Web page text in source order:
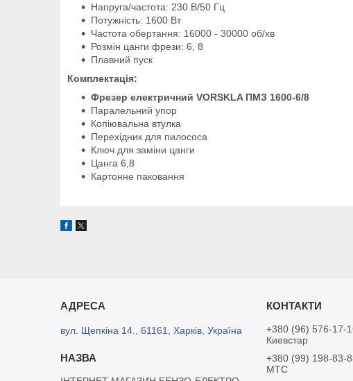
Напруга/частота: 230 В/50 Гц
Потужність: 1600 Вт
Частота обертання: 16000 - 30000 об/хв
Розмін цанги фрези: 6, 8
Плавний пуск
Комплектація:
Фрезер електричний VORSKLA ПМЗ 1600-6/8
Паралельний упор
Копіювальна втулка
Перехідник для пилососа
Ключ для заміни цанги
Цанга 6,8
Картонне паковання
вул. Щепкіна 14., 61161, Харків, Україна
+380 (96) 576-17-
Киевстар
+380 (99) 198-83-
MTC